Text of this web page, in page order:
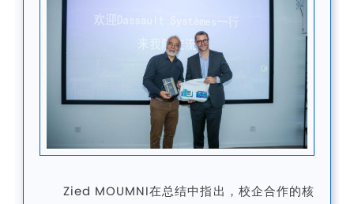
Zied MOUMNI在总结中指出，校企合作的核